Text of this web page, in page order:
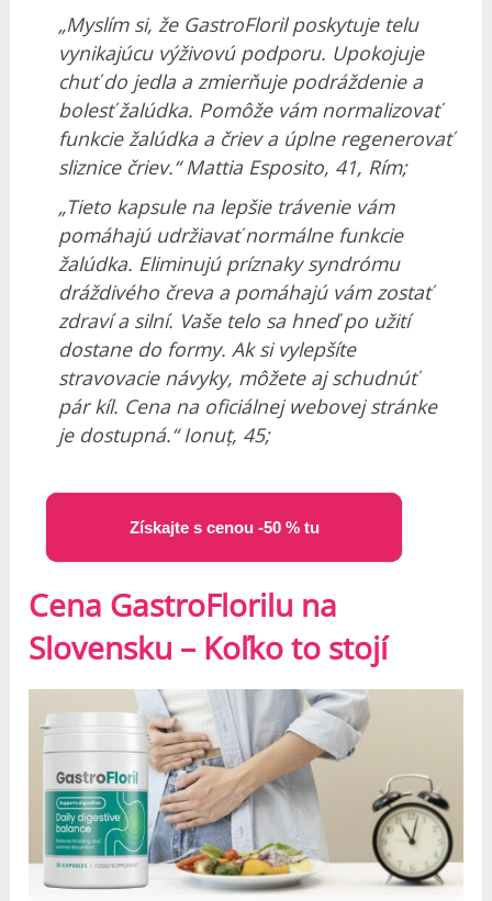
„Myslím si, že GastroFloril poskytuje telu
vynikajúcu výživovú podporu. Upokojuje
chuť do jedla a zmierňuje podráždenie a
bolesť žalúdka. Pomôže vám normalizovať
funkcie žalúdka a čriev a úplne regenerovať
sliznice čriev.“ Mattia Esposito, 41, Rím;
„Tieto kapsule na lepšie trávenie vám
pomáhajú udržiavať normálne funkcie
žalúdka. Eliminujú príznaky syndrómu
dráždivého čreva a pomáhajú vám zostať
zdraví a silní. Vaše telo sa hneď po užití
dostane do formy. Ak si vylepšíte
stravovacie návyky, môžete aj schudnúť
pár kíl. Cena na oficiálnej webovej stránke
je dostupná.“ Ionuț, 45;
Získajte s cenou -50 % tu
Cena GastroFlorilu na
Slovensku – Koľko to stojí